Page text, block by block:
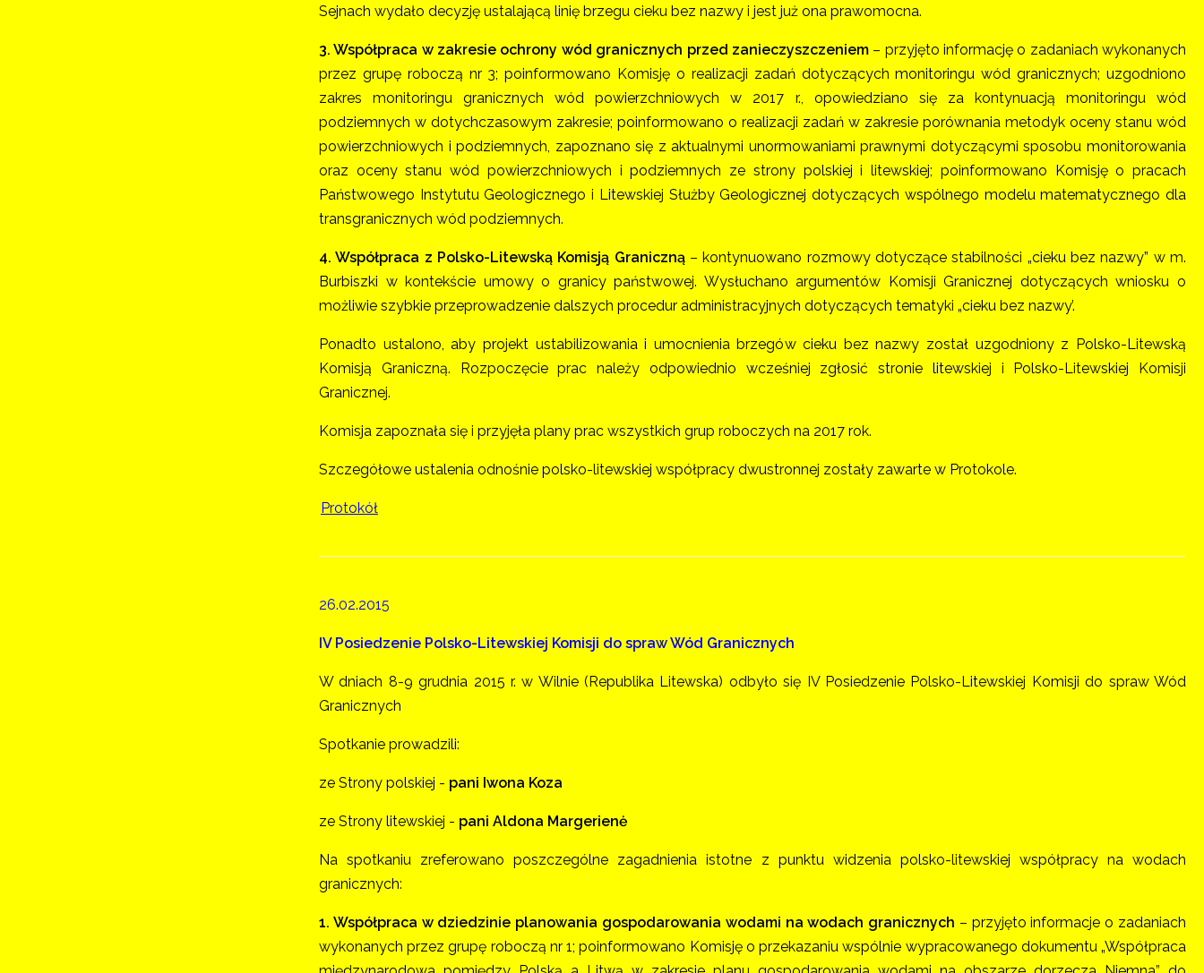
Sejnach wydało decyzję ustalającą linię brzegu cieku bez nazwy i jest już ona prawomocna.
3. Współpraca w zakresie ochrony wód granicznych przed zanieczyszczeniem– przyjęto informację o zadaniach wykonanych
przez grupę roboczą nr 3; poinformowano Komisję o realizacji zadań dotyczących monitoringu wód granicznych; uzgodniono
zakres monitoringu granicznych wód powierzchniowych w 2017 r., opowiedziano się za kontynuacją monitoringu wód
podziemnych w dotychczasowym zakresie; poinformowano o realizacji zadań w zakresie porównania metodyk oceny stanu wód
powierzchniowych i podziemnych, zapoznano się z aktualnymi unormowaniami prawnymi dotyczącymi sposobu monitorowania
oraz oceny stanu wód powierzchniowych i podziemnych ze strony polskiej i litewskiej; poinformowano Komisję o pracach
Państwowego Instytutu Geologicznego i Litewskiej Służby Geologicznej dotyczących wspólnego modelu matematycznego dla
transgranicznych wód podziemnych.
4. Współpraca z Polsko-Litewską Komisją Graniczną– kontynuowano rozmowy dotyczące stabilności „cieku bez nazwy” w m.
Burbiszki w kontekście umowy o granicy państwowej. Wysłuchano argumentów Komisji Granicznej dotyczących wniosku o
możliwie szybkie przeprowadzenie dalszych procedur administracyjnych dotyczących tematyki „cieku bez nazwy’.
Ponadto ustalono, aby projekt ustabilizowania i umocnienia brzegów cieku bez nazwy został uzgodniony z Polsko-Litewską
Komisją Graniczną. Rozpoczęcie prac należy odpowiednio wcześniej zgłosić stronie litewskiej i Polsko-Litewskiej Komisji
Granicznej.
Komisja zapoznała się i przyjęła plany prac wszystkich grup roboczych na 2017 rok.
Szczegółowe ustalenia odnośnie polsko-litewskiej współpracy dwustronnej zostały zawarte w Protokole.
Protokół
26.02.2015
IV Posiedzenie Polsko-Litewskiej Komisji do spraw Wód Granicznych
W dniach 8-9 grudnia 2015 r. w Wilnie (Republika Litewska) odbyło się IV Posiedzenie Polsko-Litewskiej Komisji do spraw Wód
Granicznych
Spotkanie prowadzili:
ze Strony polskiej - pani Iwona Koza
ze Strony litewskiej - pani Aldona Margerienė
Na spotkaniu zreferowano poszczególne zagadnienia istotne z punktu widzenia polsko-litewskiej współpracy na wodach
granicznych:
1. Współpraca w dziedzinie planowania gospodarowania wodami na wodach granicznych – przyjęto informacje o zadaniach
wykonanych przez grupę roboczą nr 1; poinformowano Komisję o przekazaniu wspólnie wypracowanego dokumentu „Współpraca